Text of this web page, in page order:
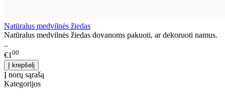
Natūralus medvilnės žiedas
Natūralus medvilnės žiedas dovanoms pakuoti, ar dekoruoti namus.
..
€100
Į norų sąrašą
Kategorijos